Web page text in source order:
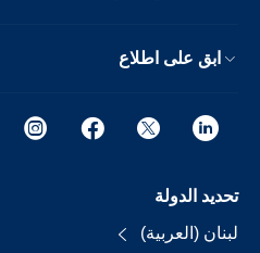
ابق على اطلاع
تحديد الدولة
لبنان (العربية)